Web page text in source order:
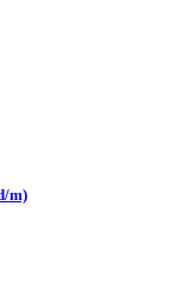
m)